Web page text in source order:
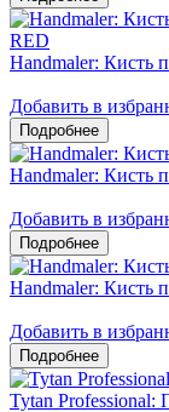
Handmaler: Кисть
Добавить в
Handmaler: Кисть
Добавить в
Handmaler: Кисть
Добавить в
Tytan Professional: